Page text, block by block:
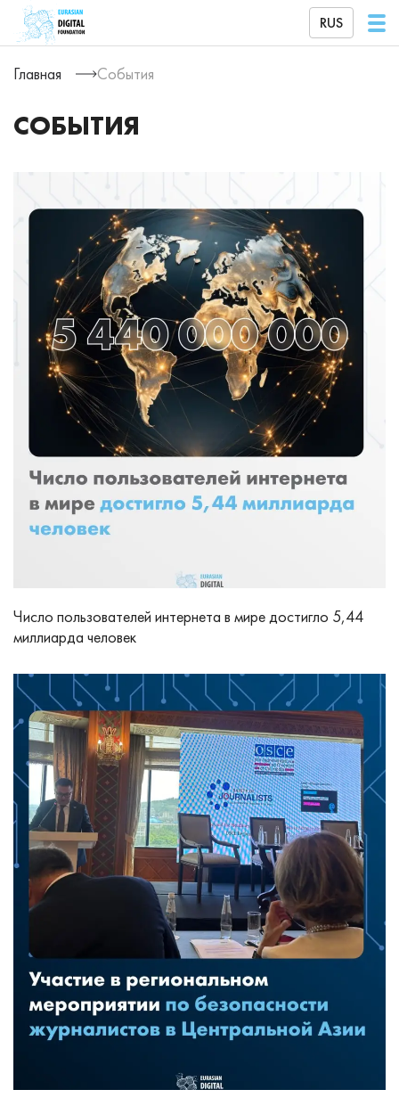
RUS
Главная События
СОБЫТИЯ
Число пользователей интернета в мире достигло 5,44
миллиарда человек